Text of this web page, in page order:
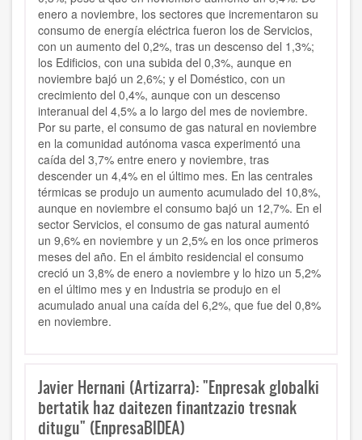
enero a noviembre, los sectores que incrementaron su
consumo de energía eléctrica fueron los de Servicios,
con un aumento del 0,2%, tras un descenso del 1,3%;
los Edificios, con una subida del 0,3%, aunque en
noviembre bajó un 2,6%; y el Doméstico, con un
crecimiento del 0,4%, aunque con un descenso
interanual del 4,5% a lo largo del mes de noviembre.
Por su parte, el consumo de gas natural en noviembre
en la comunidad autónoma vasca experimentó una
caída del 3,7% entre enero y noviembre, tras
descender un 4,4% en el último mes. En las centrales
térmicas se produjo un aumento acumulado del 10,8%,
aunque en noviembre el consumo bajó un 12,7%. En el
sector Servicios, el consumo de gas natural aumentó
un 9,6% en noviembre y un 2,5% en los once primeros
meses del año. En el ámbito residencial el consumo
creció un 3,8% de enero a noviembre y lo hizo un 5,2%
en el último mes y en Industria se produjo en el
acumulado anual una caída del 6,2%, que fue del 0,8%
en noviembre.
Javier Hernani (Artizarra): "Enpresak globalki
bertatik haz daitezen finantzazio tresnak
ditugu" (EnpresaBIDEA)